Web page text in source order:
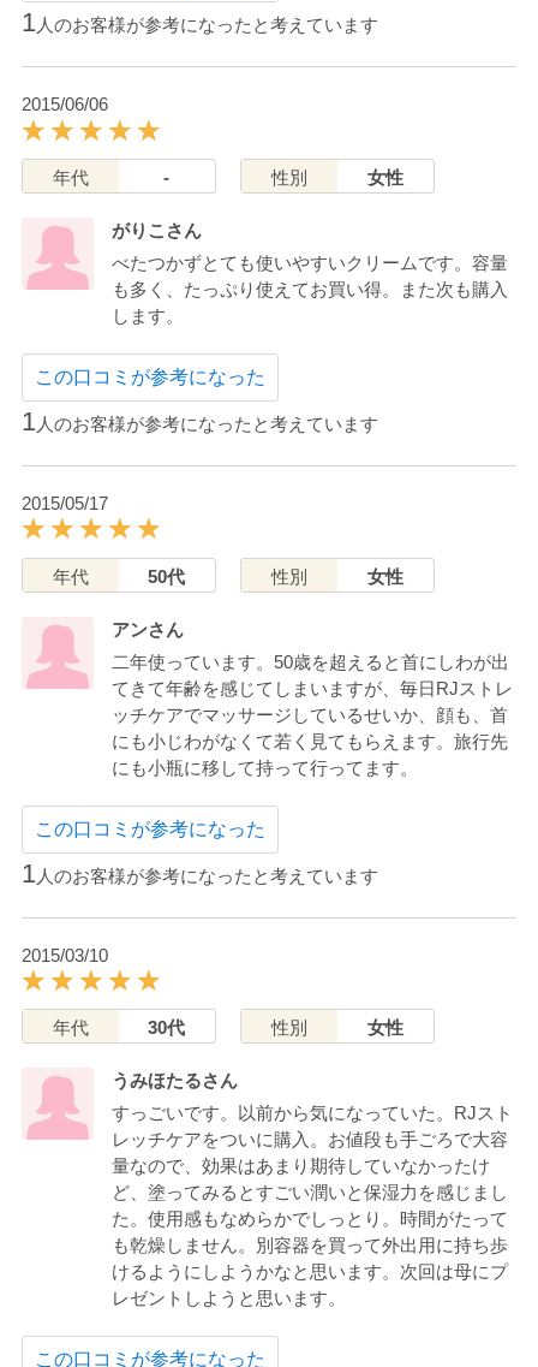
1 人のお客様が参考になったと考えています
2015/06/06
年代 - 性別 女性
がりこさん
べたつかずとても使いやすいクリームです。容量
も多く、たっぷり使えてお買い得。また次も購入
します。
この口コミが参考になった
1 人のお客様が参考になったと考えています
2015/05/17
年代 50代 性別 女性
アンさん
二年使っています。50歳を超えると首にしわが出
てきて年齢を感じてしまいますが、毎日RJストレ
ッチケアでマッサージしているせいか、顔も、首
にも小じわがなくて若く見てもらえます。旅行先
にも小瓶に移して持って行ってます。
この口コミが参考になった
1 人のお客様が参考になったと考えています
2015/03/10
年代 30代 性別 女性
うみほたるさん
すっごいです。以前から気になっていた。RJスト
レッチケアをついに購入。お値段も手ごろで大容
量なので、効果はあまり期待していなかったけ
ど、塗ってみるとすごい潤いと保湿力を感じまし
た。使用感もなめらかでしっとり。時間がたって
も乾燥しません。別容器を買って外出用に持ち歩
けるようにしようかなと思います。次回は母にプ
レゼントしようと思います。
この口コミが参考になった